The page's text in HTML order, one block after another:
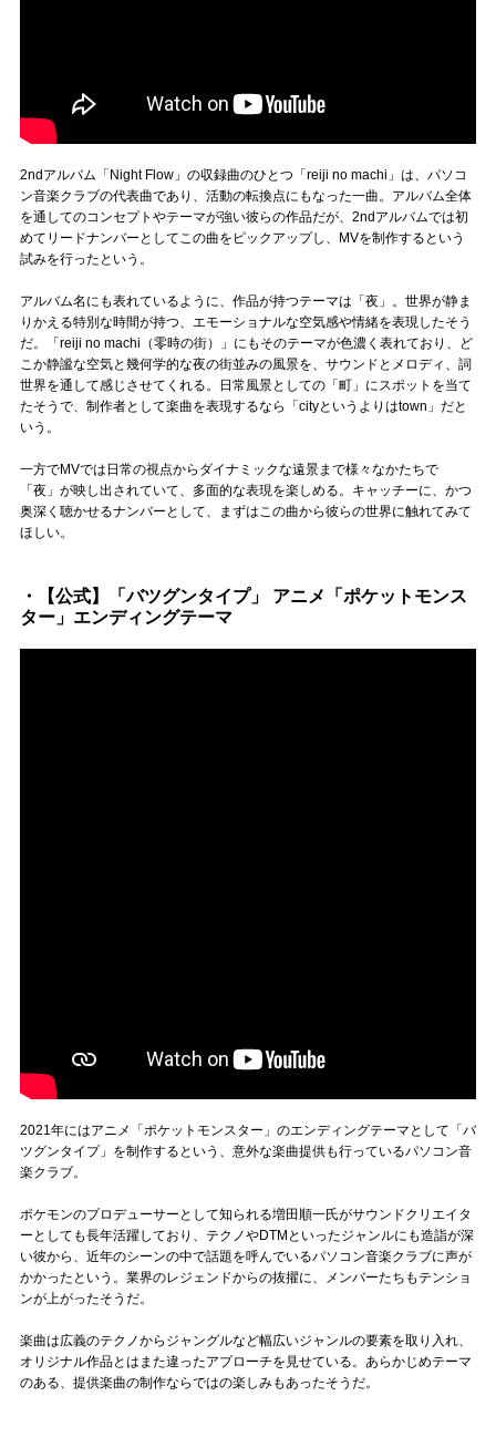
2ndアルバム「Night Flow」の収録曲のひとつ「reiji no machi」は、パソコ
ン音楽クラブの代表曲であり、活動の転換点にもなった一曲。アルバム全体
を通してのコンセプトやテーマが強い彼らの作品だが、2ndアルバムでは初
めてリードナンバーとしてこの曲をピックアップし、MVを制作するという
試みを行ったという。
アルバム名にも表れているように、作品が持つテーマは「夜」。世界が静ま
りかえる特別な時間が持つ、エモーショナルな空気感や情緒を表現したそう
だ。「reiji no machi（零時の街）」にもそのテーマが色濃く表れており、ど
こか静謐な空気と幾何学的な夜の街並みの風景を、サウンドとメロディ、詞
世界を通して感じさせてくれる。日常風景としての「町」にスポットを当て
たそうで、制作者として楽曲を表現するなら「cityというよりはtown」だと
いう。
一方でMVでは日常の視点からダイナミックな遠景まで様々なかたちで
「夜」が映し出されていて、多面的な表現を楽しめる。キャッチーに、かつ
奥深く聴かせるナンバーとして、まずはこの曲から彼らの世界に触れてみて
ほしい。
・【公式】「バツグンタイプ」 アニメ「ポケットモンス
ター」エンディングテーマ
2021年にはアニメ「ポケットモンスター」のエンディングテーマとして「バ
ツグンタイプ」を制作するという、意外な楽曲提供も行っているパソコン音
楽クラブ。
ポケモンのプロデューサーとして知られる増田順一氏がサウンドクリエイタ
ーとしても長年活躍しており、テクノやDTMといったジャンルにも造詣が深
い彼から、近年のシーンの中で話題を呼んでいるパソコン音楽クラブに声が
かかったという。業界のレジェンドからの抜擢に、メンバーたちもテンショ
ンが上がったそうだ。
楽曲は広義のテクノからジャングルなど幅広いジャンルの要素を取り入れ、
オリジナル作品とはまた違ったアプローチを見せている。あらかじめテーマ
のある、提供楽曲の制作ならではの楽しみもあったそうだ。